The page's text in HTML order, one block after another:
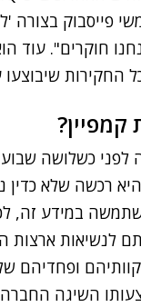
פייסבוק בצורה
חוקרים". עוד
שיבוצעו
לפני כשלושה
רכשה שלא כדין
במידע זה,
ארצות הברית ב-2016
ופחדיהם
השיגה החברה